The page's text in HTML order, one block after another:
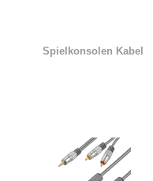
Spielkonsolen Kabel